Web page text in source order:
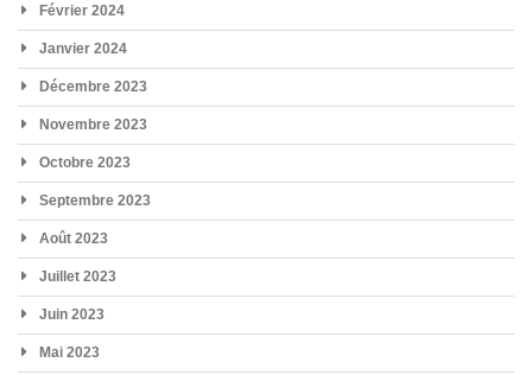
Février 2024
Janvier 2024
Décembre 2023
Novembre 2023
Octobre 2023
Septembre 2023
Août 2023
Juillet 2023
Juin 2023
Mai 2023